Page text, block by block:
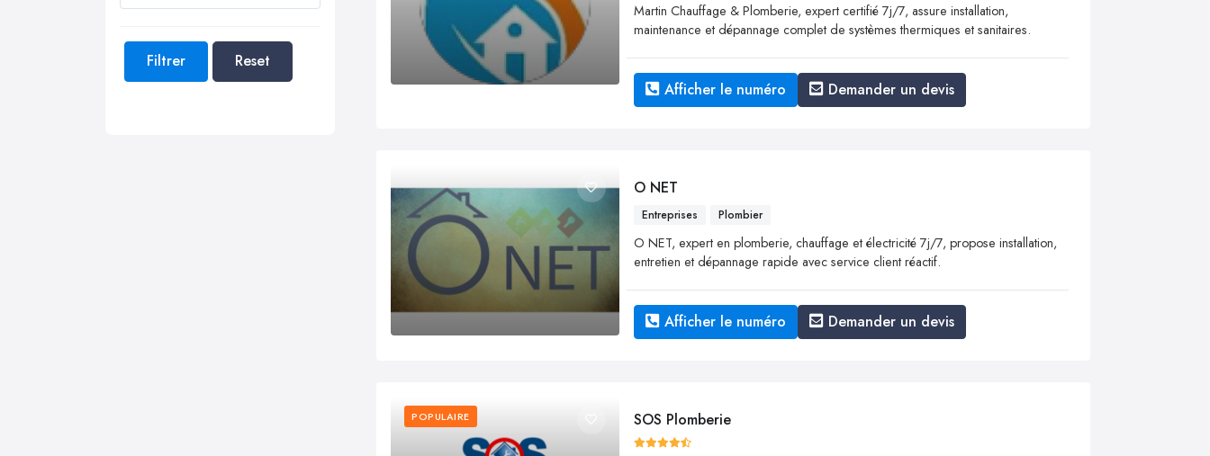
Filtrer Reset
Martin Chauffage & Plomberie, expert certifié 7j/7, assure installation,
maintenance et dépannage complet de systèmes thermiques et sanitaires.
Afficher le numéro Demander un devis
O NET
Entreprises Plombier
O NET, expert en plomberie, chauffage et électricité 7j/7, propose installation,
entretien et dépannage rapide avec service client réactif.
Afficher le numéro Demander un devis
POPULAIRE SOS Plomberie